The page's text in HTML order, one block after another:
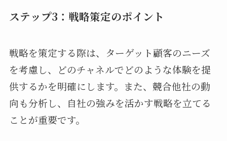
ステップ3：戦略策定のポイント
戦略を策定する際は、ターゲット顧客のニーズ
を考慮し、どのチャネルでどのような体験を提
供するかを明確にします。また、競合他社の動
向も分析し、自社の強みを活かす戦略を立てる
ことが重要です。